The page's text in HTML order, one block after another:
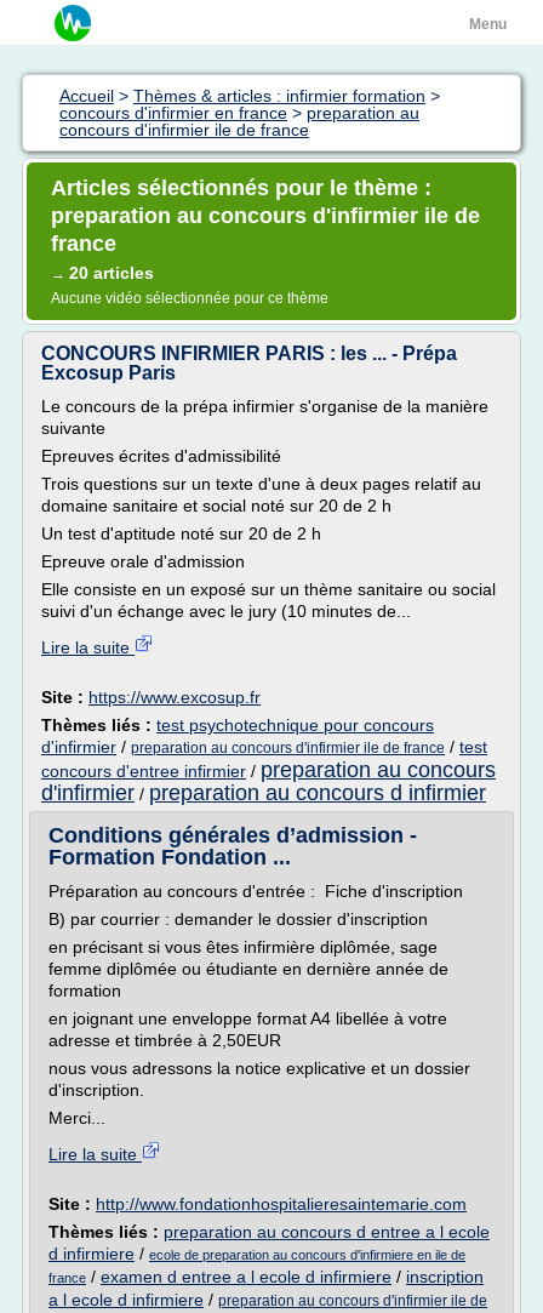
Menu
Accueil > Thèmes & articles : infirmier formation >
concours d'infirmier en france > preparation au
concours d'infirmier ile de france
Articles sélectionnés pour le thème :
preparation au concours d'infirmier ile de
france
→ 20 articles
Aucune vidéo sélectionnée pour ce thème
CONCOURS INFIRMIER PARIS : les ... - Prépa
Excosup Paris
Le concours de la prépa infirmier s'organise de la manière
suivante
Epreuves écrites d'admissibilité
Trois questions sur un texte d'une à deux pages relatif au
domaine sanitaire et social noté sur 20 de 2 h
Un test d'aptitude noté sur 20 de 2 h
Epreuve orale d'admission
Elle consiste en un exposé sur un thème sanitaire ou social
suivi d'un échange avec le jury (10 minutes de...
Lire la suite
Site : https://www.excosup.fr
Thèmes liés : test psychotechnique pour concours
d'infirmier / preparation au concours d'infirmier ile de france / test
concours d'entree infirmier / preparation au concours
d'infirmier / preparation au concours d infirmier
Conditions générales d’admission -
Formation Fondation ...
Préparation au concours d'entrée : Fiche d'inscription
B) par courrier : demander le dossier d'inscription
en précisant si vous êtes infirmière diplômée, sage
femme diplômée ou étudiante en dernière année de
formation
en joignant une enveloppe format A4 libellée à votre
adresse et timbrée à 2,50EUR
nous vous adressons la notice explicative et un dossier
d'inscription.
Merci...
Lire la suite
Site : http://www.fondationhospitalieresaintemarie.com
Thèmes liés : preparation au concours d entree a l ecole
d infirmiere / ecole de preparation au concours d'infirmiere en ile de
france / examen d entree a l ecole d infirmiere / inscription
a l ecole d infirmiere / preparation au concours d'infirmier ile de